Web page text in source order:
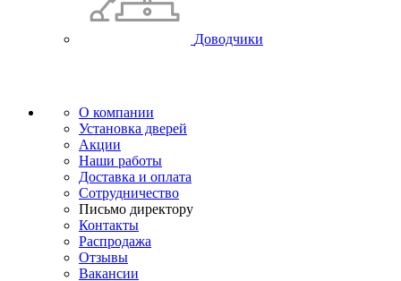
Доводчики
О компании
Установка дверей
Акции
Наши работы
Доставка и оплата
Сотрудничество
Письмо директору
Контакты
Распродажа
Отзывы
Вакансии